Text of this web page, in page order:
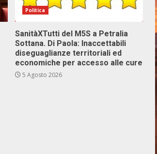
Politica
SanitàXTutti del M5S a Petralia
Sottana. Di Paola: Inaccettabili
diseguaglianze territoriali ed
economiche per accesso alle cure
5 Agosto 2026